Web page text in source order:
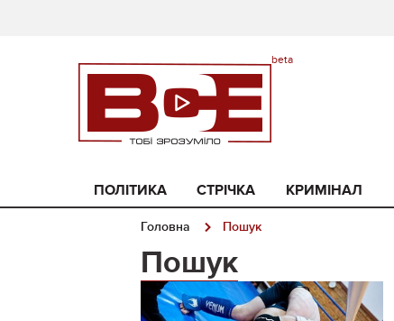
ПОЛІТИКА СТРІЧКА КРИМІНАЛ
Головна Пошук
Пошук